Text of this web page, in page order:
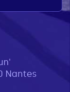
Nantes